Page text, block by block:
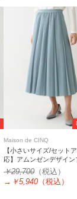
Maison de CINQ
【小さいサイズ/セット
応】アムンゼンデザイン
スカート
￥29,700（税込）
→ ￥5,940 （税込）